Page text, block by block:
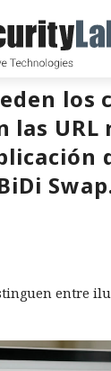
los
las
entre